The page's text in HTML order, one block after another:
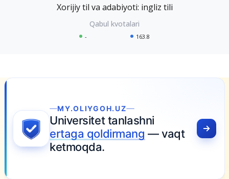
Xorijiy til va adabiyoti: ingliz tili
- 163.8
MY.OLIYGOH.UZ
Universitet tanlashni
ertaga qoldirmang — vaqt
ketmoqda.